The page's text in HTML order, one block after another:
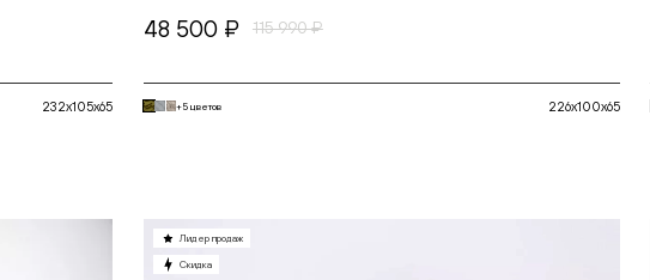
232x105x65
48 500 ₽ 115 990 ₽
+5 цветов 226x100x65
Лидер продаж
Скидка